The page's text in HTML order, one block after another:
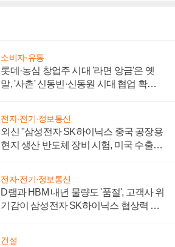
소비자·유통
롯데·농심 창업주 시대 '라면 앙금'은 옛
말, '사촌' 신동빈·신동원 시대 협업 확대
전자·전기·정보통신
외신 "삼성전자 SK하이닉스 중국 공장용
현지 생산 반도체 장비 시험, 미국 수출통
전자·전기·정보통신
D램과 HBM 내년 물량도 '품절', 고객사 위
기감이 삼성전자 SK하이닉스 협상력 더
건설